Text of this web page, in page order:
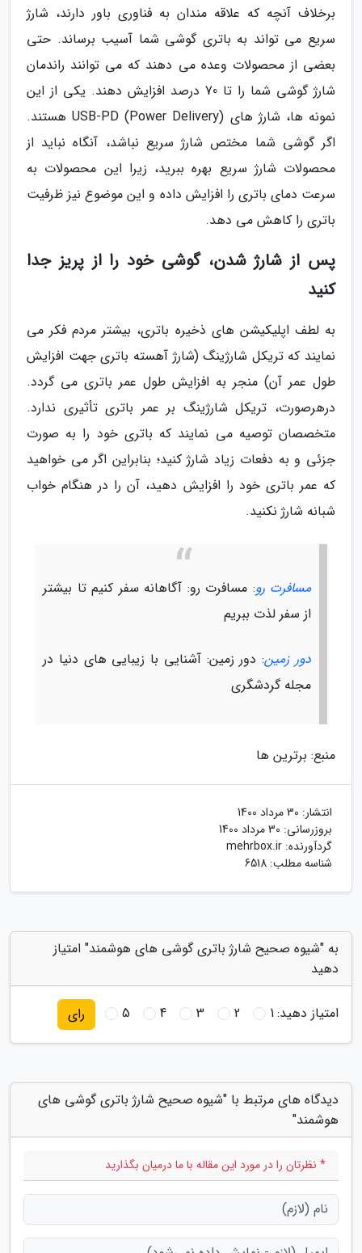
برخلاف آنچه که علاقه مندان به فناوری باور دارند، شارژ
سریع می تواند به باتری گوشی شما آسیب برساند. حتی
بعضی از محصولات وعده می دهند که می توانند راندمان
شارژ گوشی شما را تا 70 درصد افزایش دهند. یکی از این
نمونه ها، شارژ های (USB-PD (Power Delivery هستند.
اگر گوشی شما مختص شارژ سریع نباشد، آنگاه نباید از
محصولات شارژ سریع بهره ببرید، زیرا این محصولات به
سرعت دمای باتری را افزایش داده و این موضوع نیز ظرفیت
باتری را کاهش می دهد.
پس از شارژ شدن، گوشی خود را از پریز جدا
کنید
به لطف اپلیکیشن های ذخیره باتری، بیشتر مردم فکر می
نمایند که تریکل شارژینگ (شارژ آهسته باتری جهت افزایش
طول عمر آن) منجر به افزایش طول عمر باتری می گردد.
درهرصورت، تریکل شارژینگ بر عمر باتری تأثیری ندارد.
متخصصان توصیه می نمایند که باتری خود را به صورت
جزئی و به دفعات زیاد شارژ کنید؛ بنابراین اگر می خواهید
که عمر باتری خود را افزایش دهید، آن را در هنگام خواب
شبانه شارژ نکنید.
مسافرت رو: مسافرت رو: آگاهانه سفر کنیم تا بیشتر
از سفر لذت ببریم
دور زمین: دور زمین: آشنایی با زیبایی های دنیا در
مجله گردشگری
منبع: برترین ها
انتشار: 30 مرداد 1400
بروزرسانی: 30 مرداد 1400
گردآورنده: mehrbox.ir
شناسه مطلب: 6518
به "شیوه صحیح شارژ باتری گوشی های هوشمند" امتیاز
دهید
امتیاز دهید:1
2
3
4
5 رای
دیدگاه های مرتبط با "شیوه صحیح شارژ باتری گوشی های
هوشمند"
* نظرتان را در مورد این مقاله با ما درمیان بگذارید